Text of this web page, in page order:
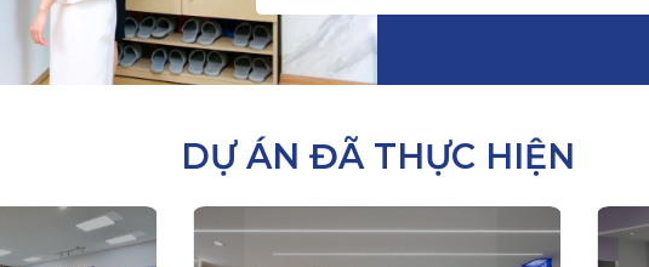
DỰ ÁN ĐÃ THỰC HIỆN